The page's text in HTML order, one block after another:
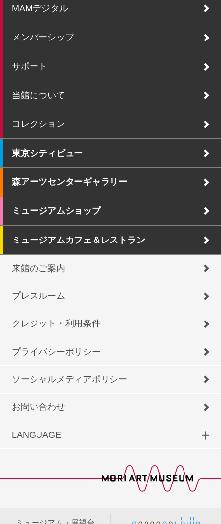
MAMデジタル
メンバーシップ
サポート
当館について
コレクション
東京シティビュー
森アーツセンターギャラリー
ミュージアムショップ
ミュージアムカフェ＆レストラン
来館のご案内
プレスルーム
クレジット・利用条件
プライバシーポリシー
ソーシャルメディアポリシー
お問い合わせ
LANGUAGE